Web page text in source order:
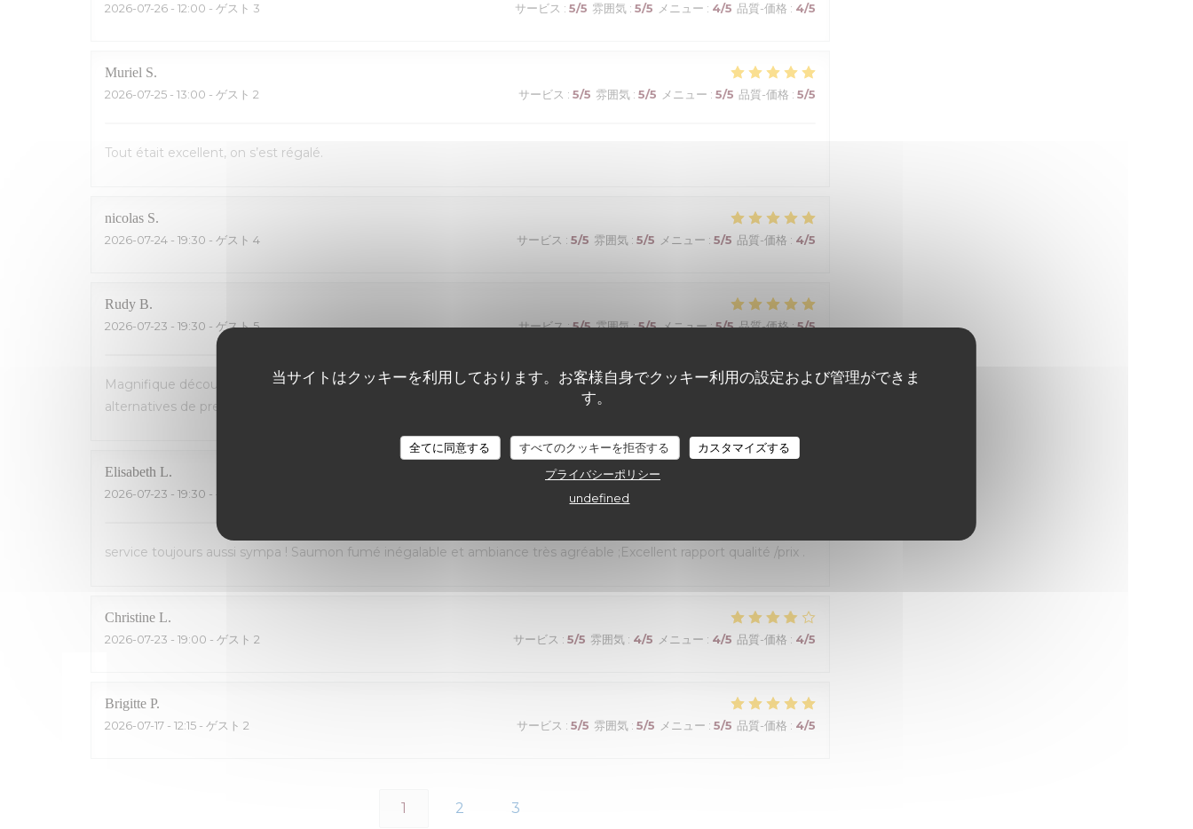
当サイトはクッキーを利用しております。お客様自身でクッキー利用の設定および管理ができま
す。
全てに同意する すべてのクッキーを拒否する
カスタマイズする
プライバシーポリシー
undefined
2026-07-26 - 12:00 - ゲスト 3 サービス : 5/5 雰囲気: 5/5 メニュー : 4/5 品質-価格 : 4/5
Muriel S
2026-07-25 - 13:00 - ゲスト 2 サービス : 5/5 雰囲気: 5/5 メニュー : 5/5 品質-価格 : 5/5
Tout était excellent, on s’est régalé.
nicolas S
2026-07-24 - 19:30 - ゲスト 4 サービス : 5/5 雰囲気: 5/5 メニュー : 5/5 品質-価格 : 4/5
Rudy B
2026-07-23 - 19:30 - ゲスト 5 サービス:5/5 雰囲気:5/5 メニュー:5/5 品質-価格:5/5
Magnifique découverte! Accueil et service parfaits! Un choix exceptionnel de viandes maturees...avec aussi des
alternatives de premier choix (homard, poisson...). Vins fins. Une très belle adresse!
Elisabeth L
2026-07-23 - 19:30 - ゲスト 2 5/5 雰囲気
service toujours aussi sympa ! Saumon fumé inégalable et ambiance très agréable ;Excellent rapport qualité /prix .
Christine L
2026-07-23 - 19:00 - ゲスト 2 サービス : 5/5 雰囲気: 4/5 メニュー : 4/5 品質-価格 : 4/5
Brigitte P
2026-07-17 - 12:15 - ゲスト 2 サービス : 5/5 雰囲気: 5/5 メニュー : 5/5 品質-価格 : 4/5
1 2 3